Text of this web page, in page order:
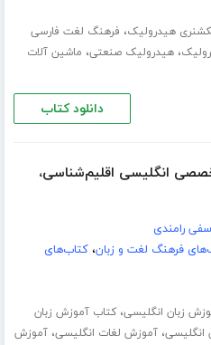
هیدرولیک، فرهنگ لغت فارسی
،هیدرولیک صنعتی، ماشین آلات
دانلود کتاب
اصطلاحات تخصصی انگلیسی اقلیم‌شناسی،
رامندی
فرهنگ لغت و زبان،کتاب‌های
زبان انگلیسی،کتاب آموزش زبان
انگلیسی،آموزش لغات انگلیسی،آموزش